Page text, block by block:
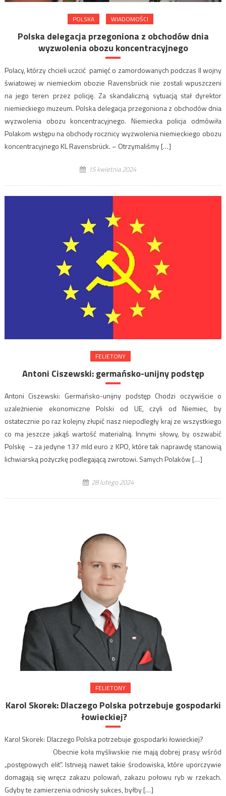
POLSKA WIADOMOŚCI
Polska delegacja przegoniona z obchodów dnia
wyzwolenia obozu koncentracyjnego
Polacy, którzy chcieli uczcić pamięć o zamordowanych podczas II wojny
światowej w niemieckim obozie Ravensbrück nie zostali wpuszczeni
na jego teren przez policję. Za skandaliczną sytuacją stał dyrektor
niemieckiego muzeum. Polska delegacja przegoniona z obchodów dnia
wyzwolenia obozu koncentracyjnego. Niemiecka policja odmówiła
Polakom wstępu na obchody rocznicy wyzwolenia niemieckiego obozu
koncentracyjnego KL Ravensbrück. – Otrzymaliśmy […]
15 kwietnia 2024
FELIETONY
Antoni Ciszewski: germańsko-unijny podstęp
Antoni Ciszewski: Germańsko-unijny podstęp Chodzi oczywiście o
uzależnienie ekonomiczne Polski od UE, czyli od Niemiec, by
ostatecznie po raz kolejny złupić nasz niepodległy kraj ze wszystkiego
co ma jeszcze jakąś wartość materialną. Innymi słowy, by oszwabić
Polskę – za jedyne 137 mld euro z KPO, które tak naprawdę stanowią
lichwiarską pożyczkę podlegającą zwrotowi. Samych Polaków […]
28 lutego 2024
FELIETONY
Karol Skorek: Dlaczego Polska potrzebuje gospodarki
łowieckiej?
Karol Skorek: Dlaczego Polska potrzebuje gospodarki łowieckiej?
Obecnie koła myśliwskie nie mają dobrej prasy wśród
„postępowych elit”. Istnieją nawet takie środowiska, które uporczywie
domagają się wręcz zakazu polowań, zakazu połowu ryb w rzekach.
Gdyby te zamierzenia odniosły sukces, byłby […]